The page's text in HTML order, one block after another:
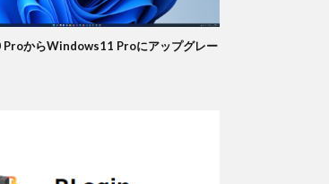
からWindows11 Proにアップグレー